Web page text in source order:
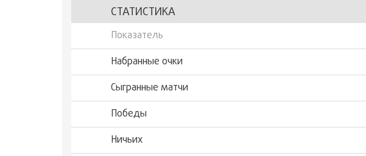
СТАТИСТИКА
Показатель
Набранные очки
Сыгранные матчи
Победы
Ничьих